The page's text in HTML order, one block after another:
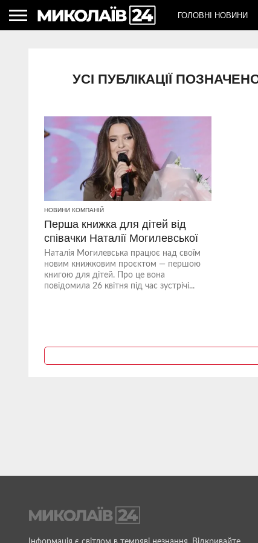
ГОЛОВНІ НОВИНИ
УСІ ПУБЛІКАЦІЇ
НОВИНИ КОМПАНІЙ
Перша книжка для дітей від
співачки Наталії Могилевської
Наталія Могилевська працює над своїм
новим книжковим проєктом — першою
книгою для дітей. Про це вона
повідомила 26 квітня під час зустрічі...